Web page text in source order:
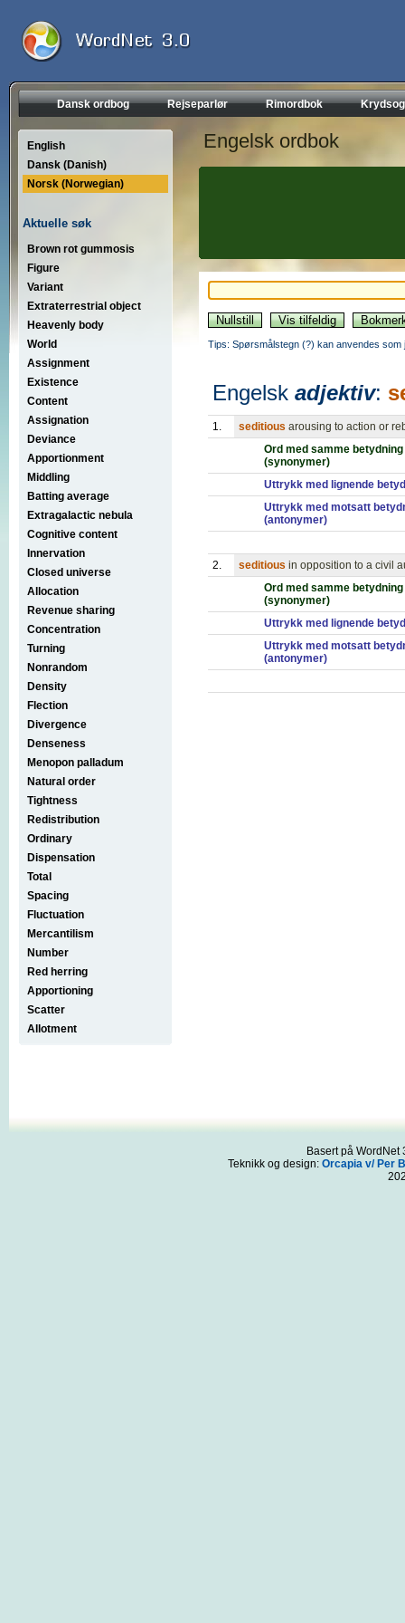
Dansk ordbog Rejseparlør Rimordbok
English
Dansk (Danish)
Norsk (Norwegian)
Aktuelle søk
Brown rot gummosis
Figure
Variant
Extraterrestrial object
Heavenly body
World
Assignment
Existence
Content
Assignation
Deviance
Apportionment
Middling
Batting average
Extragalactic nebula
Cognitive content
Innervation
Closed universe
Allocation
Revenue sharing
Concentration
Turning
Nonrandom
Density
Flection
Divergence
Denseness
Menopon palladum
Natural order
Tightness
Redistribution
Ordinary
Dispensation
Total
Spacing
Fluctuation
Mercantilism
Number
Red herring
Apportioning
Scatter
Allotment
Engelsk ordbok
Tips: Spørsmålstegn (?) kan anvendes
Engelsk adjektiv:
1. seditious arousing to action or
Ord med samme betydning
(synonymer)
Uttrykk med lignende
Uttrykk med motsatt
(antonymer)
2. seditious in opposition to a civil
Ord med samme betydning
(synonymer)
Uttrykk med lignende
Uttrykk med motsatt
(antonymer)
Basert på WordNet
Teknikk og design: Orcapia v/ Per